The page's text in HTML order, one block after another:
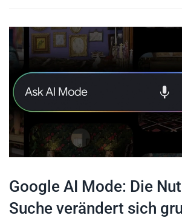
Google AI Mode: Die
Suche verändert sich